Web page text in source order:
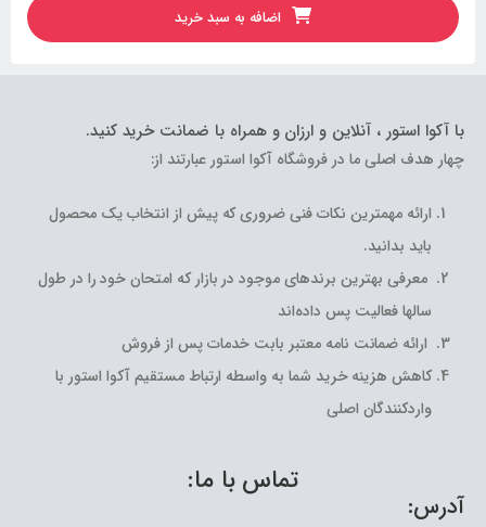
اضافه به سبد خرید
با آکوا استور ، آنلاین و ارزان و همراه با ضمانت خرید کنید.
چهار هدف اصلی ما در فروشگاه آکوا استور عبارتند از:
ارائه مهمترین نکات فنی ضروری که پیش از انتخاب یک محصول
باید بدانید.
معرفی بهترین برندهای موجود در بازار که امتحان خود را در طول
سالها فعالیت پس داده‌اند
ارائه ضمانت نامه معتبر بابت خدمات پس از فروش
کاهش هزینه خرید شما به واسطه ارتباط مستقیم آکوا استور با
واردکنندگان اصلی
تماس با ما:
آدرس: